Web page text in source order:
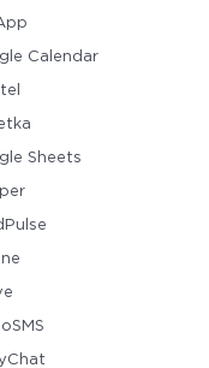
Calendar
Sheets